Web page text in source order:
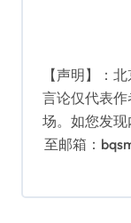
【声明】：
言论仅代表
场。如您发
至邮箱：